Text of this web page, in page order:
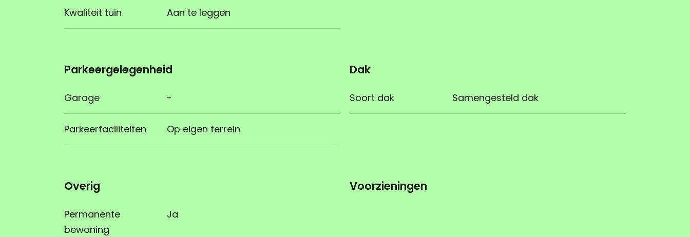
Kwaliteit tuin Aan te leggen
Parkeergelegenheid
Garage -
Parkeerfaciliteiten Op eigen terrein
Dak
Soort dak Samengesteld dak
Overig
Permanente
bewoning
Ja
Voorzieningen